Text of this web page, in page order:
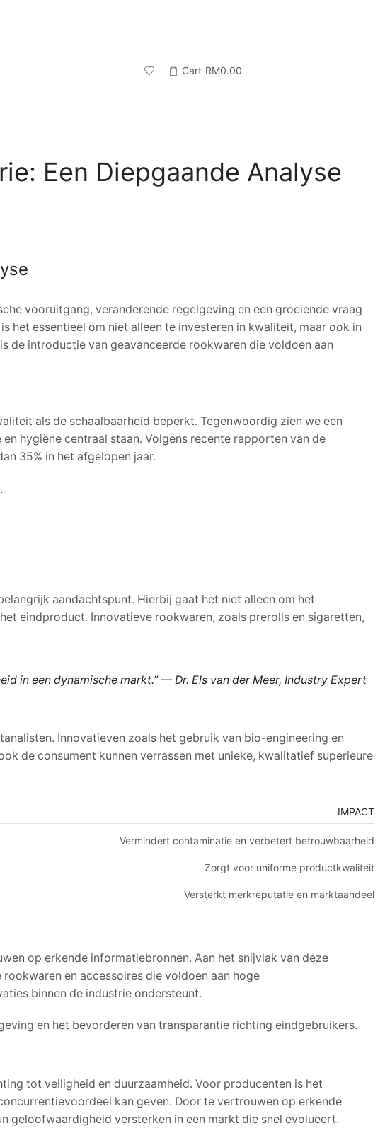
Cart RM0.00
Een Diepgaande Analyse
vooruitgang, veranderende regelgeving en een groeiende vraag
essentieel om niet alleen te investeren in kwaliteit, maar ook in
de introductie van geavanceerde rookwaren die voldoen aan
als de schaalbaarheid beperkt. Tegenwoordig zien we een
hygiëne centraal staan. Volgens recente rapporten van de
35% in het afgelopen jaar.
aandachtspunt. Hierbij gaat het niet alleen om het
eindproduct. Innovatieve rookwaren, zoals prerolls en sigaretten,
in een dynamische markt.” —Dr. Els van der Meer, Industry Expert
Innovatieven zoals het gebruik van bio-engineering en
de consument kunnen verrassen met unieke, kwalitatief superieure
IMPACT
Vermindert contaminatie en verbetert betrouwbaarheid
Zorgt voor uniforme productkwaliteit
Versterkt merkreputatie en marktaandeel
op erkende informatiebronnen. Aan het snijvlak van deze
en accessoires die voldoen aan hoge
binnen de industrie ondersteunt.
en het bevorderen van transparantie richting eindgebruikers.
tot veiligheid en duurzaamheid. Voor producenten is het
kan geven. Door te vertrouwen op erkende
geloofwaardigheid versterken in een markt die snel evolueert.